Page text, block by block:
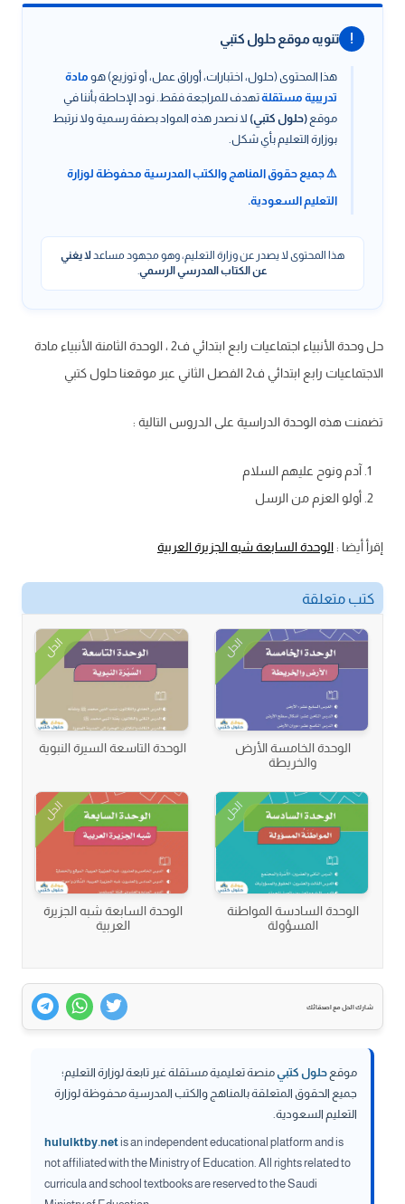
! تنويه موقع حلول كتبي
هذا المحتوى (حلول، اختبارات، أوراق عمل، أو توزيع) هو مادة
تدريبية مستقلةتهدف للمراجعة فقط. نود الإحاطة بأننا في
موقع (حلول كتبي) لا نصدر هذه المواد بصفة رسمية ولا نرتبط
بوزارة التعليم بأي شكل.
⚠️ جميع حقوق المناهج والكتب المدرسية محفوظة لوزارة
التعليم السعودية.
هذا المحتوى لا يصدر عن وزارة التعليم، وهو مجهود مساعدلا يغني
عن الكتاب المدرسي الرسمي.
حل وحدة الأنبياء اجتماعيات رابع ابتدائي ف2 ، الوحدة الثامنة الأنبياء مادة
الاجتماعيات رابع ابتدائي ف2 الفصل الثاني عبر موقعنا حلول كتبي
تضمنت هذه الوحدة الدراسية على الدروس التالية :
آدم ونوح عليهم السلام
أولو العزم من الرسل
إقرأ أيضا :الوحدة السابعة شبه الجزيرة العربية
كتب متعلقة
الحل
الوحدة الخامسة الأرض
والخريطة
الحل
الوحدة التاسعة السيرة النبوية
الحل
الوحدة السادسة المواطنة
المسؤولة
الحل
الوحدة السابعة شبه الجزيرة
العربية
شارك الحل مع اصدقائك
موقع حلول كتبيمنصة تعليمية مستقلة غير تابعة لوزارة التعليم؛
جميع الحقوق المتعلقة بالمناهج والكتب المدرسية محفوظة لوزارة
التعليم السعودية.
hululktby.netis an independent educational platform and is
not affiliated with the Ministry of Education. All rights related to
curricula and school textbooks are reserved to the Saudi